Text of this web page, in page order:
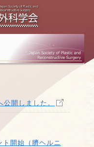
開しました。
開始（臍ヘルニ